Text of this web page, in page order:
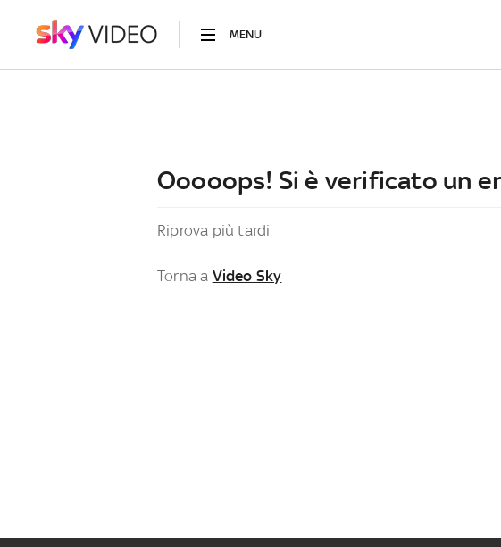
MENU
Ooooops! Si è verificato un
Riprova più tardi
Torna a Video Sky